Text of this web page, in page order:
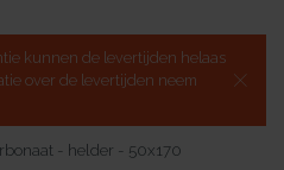
kunnen de levertijden helaas
over de levertijden neem
- helder - 50x170